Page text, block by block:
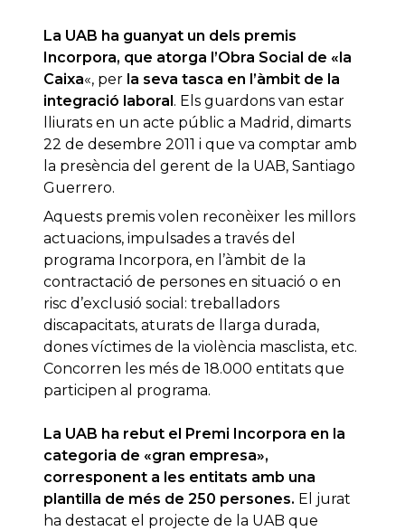
La UAB ha guanyat un dels premis
Incorpora, que atorga l’Obra Social de «la
Caixa«, per la seva tasca en l’àmbit de la
integració laboral. Els guardons van estar
lliurats en un acte públic a Madrid, dimarts
22 de desembre 2011 i que va comptar amb
la presència del gerent de la UAB, Santiago
Guerrero.
Aquests premis volen reconèixer les millors
actuacions, impulsades a través del
programa Incorpora, en l’àmbit de la
contractació de persones en situació o en
risc d’exclusió social: treballadors
discapacitats, aturats de llarga durada,
dones víctimes de la violència masclista, etc.
Concorren les més de 18.000 entitats que
participen al programa.
La UAB ha rebut el Premi Incorpora en la
categoria de «gran empresa»,
corresponent a les entitats amb una
plantilla de més de 250 persones. El jurat
ha destacat el projecte de la UAB que